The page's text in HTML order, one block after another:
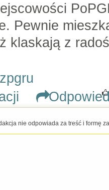
Pewnie
klaskają z
nie odpowiada za treść i formę